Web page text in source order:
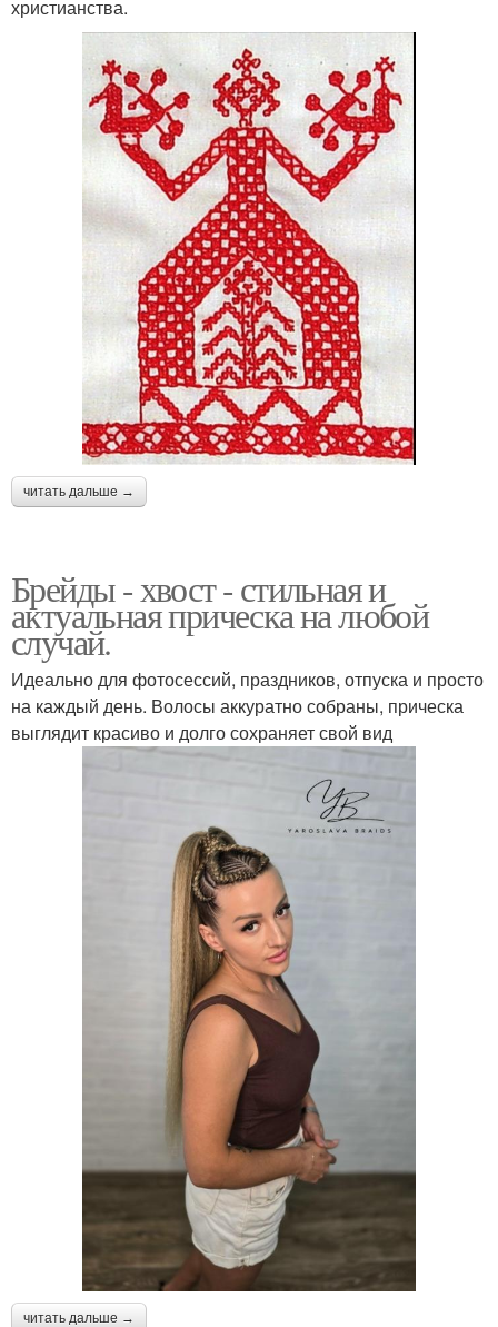
христианства.
читать дальше →
Брейды - хвост - стильная и
актуальная прическа на любой
случай.
Идеально для фотосессий, праздников, отпуска и просто
на каждый день. Волосы аккуратно собраны, прическа
выглядит красиво и долго сохраняет свой вид
читать дальше →